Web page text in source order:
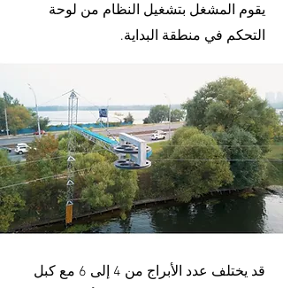
يقوم المشغل بتشغيل النظام من لوحة
التحكم في منطقة البداية.
قد يختلف عدد الأبراج من 4 إلى 6 مع كبل